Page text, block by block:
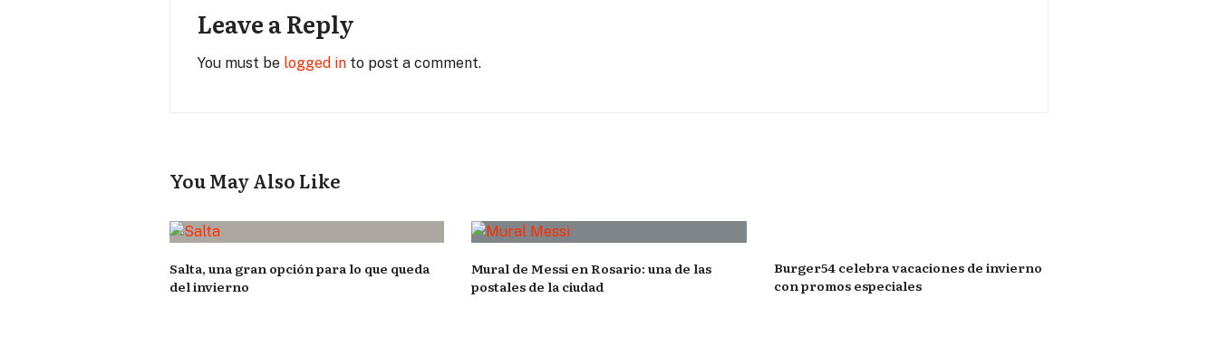
Leave a Reply
You must be logged in to post a comment.
You May Also Like
Salta, una gran opción para lo que queda
del invierno
Mural de Messi en Rosario: una de las
postales de la ciudad
Burger54 celebra vacaciones de invierno
con promos especiales